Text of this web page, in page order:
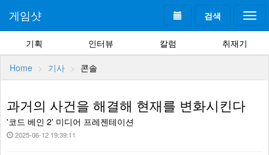
검색
게임샷
기획 인터뷰 칼럼 취재기
Home 기사 콘솔
과거의 사건을 해결해 현재를 변화시킨다
'코드 베인 2' 미디어 프레젠테이션
2025-06-12 19:39:11